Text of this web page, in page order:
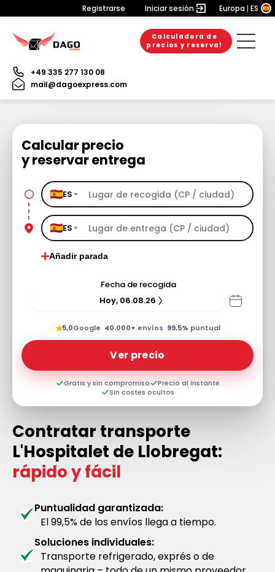
Registrarse Iniciar sesión Europa ES
Calculadora de
precios y reserva!
+49 335 277 130 08
mail@dagoexpress.com
Calcular precio
y reservar entrega
ES
ES
Añadir parada
Fecha de recogida
Hoy, 06.08.26
★5,0Google· 40.000+ envíos· 99,5% puntual
Ver precio
Gratis y sin compromiso
Precio al instante
Sin costes ocultos
Contratar transporte
L'Hospitalet de Llobregat:
rápido y fácil
Puntualidad garantizada:
El 99,5% de los envíos llega a tiempo.
Soluciones individuales:
Transporte refrigerado, exprés o de